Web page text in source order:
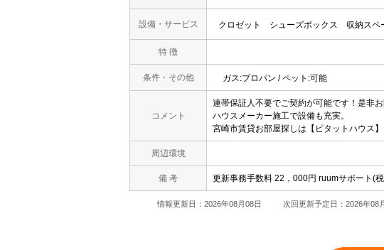
設備・サービス クロゼット シューズボックス 収納スペ
特 徴
条件・その他 ガス:プロパン / ペット:可能
コメント
連帯保証人不要でご契約が可能です！是非
ハウスメーカー施工で設備も充実。
宮崎市賃貸お部屋探しは【ピタットハウス
周辺環境
備 考 更新事務手数料 22，000円 ruumサポート(
情報更新日：2026年08月08日 次回更新予定日：2026年08